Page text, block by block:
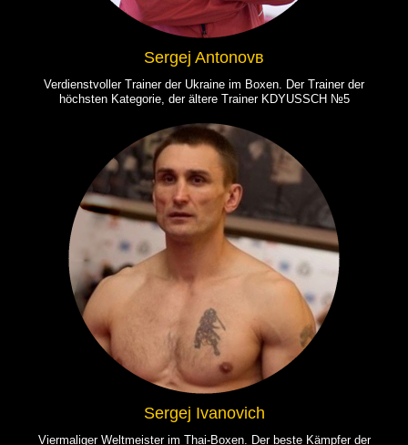
Sergej Antonovв
Verdienstvoller Trainer der Ukraine im Boxen. Der Trainer der
höchsten Kategorie, der ältere Trainer KDYUSSCH №5
Sergej Ivanovich
Viermaliger Weltmeister im Thai-Boxen. Der beste Kämpfer der